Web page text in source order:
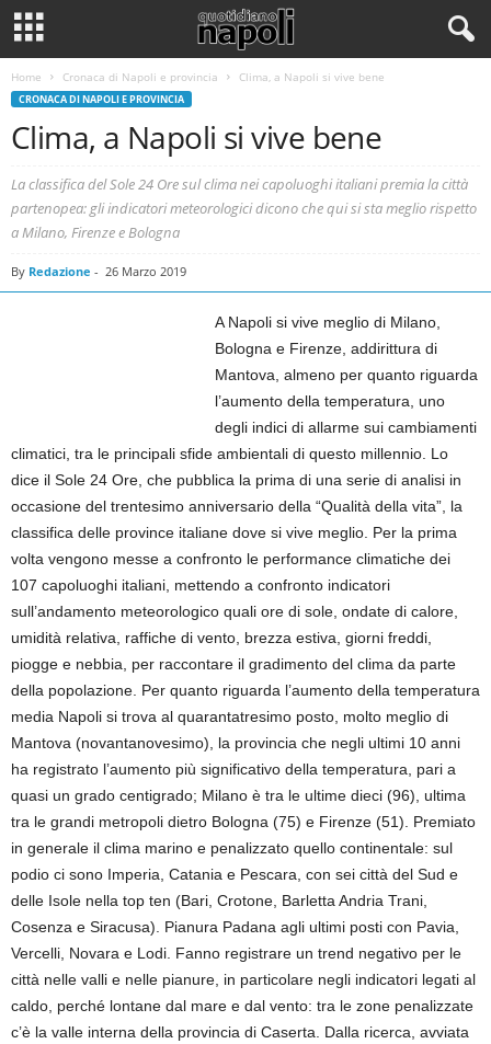
Home Cronaca di Napoli e provincia Clima, a Napoli si vive bene
CRONACA DI NAPOLI E PROVINCIA
Clima, a Napoli si vive bene
La classifica del Sole 24 Ore sul clima nei capoluoghi italiani premia la città
partenopea: gli indicatori meteorologici dicono che qui si sta meglio rispetto
a Milano, Firenze e Bologna
By Redazione - 26 Marzo 2019
A Napoli si vive meglio di Milano,
Bologna e Firenze, addirittura di
Mantova, almeno per quanto riguarda
l’aumento della temperatura, uno
degli indici di allarme sui cambiamenti
climatici, tra le principali sfide ambientali di questo millennio. Lo
dice il Sole 24 Ore, che pubblica la prima di una serie di analisi in
occasione del trentesimo anniversario della “Qualità della vita”, la
classifica delle province italiane dove si vive meglio. Per la prima
volta vengono messe a confronto le performance climatiche dei
107 capoluoghi italiani, mettendo a confronto indicatori
sull’andamento meteorologico quali ore di sole, ondate di calore,
umidità relativa, raffiche di vento, brezza estiva, giorni freddi,
piogge e nebbia, per raccontare il gradimento del clima da parte
della popolazione. Per quanto riguarda l’aumento della temperatura
media Napoli si trova al quarantatresimo posto, molto meglio di
Mantova (novantanovesimo), la provincia che negli ultimi 10 anni
ha registrato l’aumento più significativo della temperatura, pari a
quasi un grado centigrado; Milano è tra le ultime dieci (96), ultima
tra le grandi metropoli dietro Bologna (75) e Firenze (51). Premiato
in generale il clima marino e penalizzato quello continentale: sul
podio ci sono Imperia, Catania e Pescara, con sei città del Sud e
delle Isole nella top ten (Bari, Crotone, Barletta Andria Trani,
Cosenza e Siracusa). Pianura Padana agli ultimi posti con Pavia,
Vercelli, Novara e Lodi. Fanno registrare un trend negativo per le
città nelle valli e nelle pianure, in particolare negli indicatori legati al
caldo, perché lontane dal mare e dal vento: tra le zone penalizzate
c’è la valle interna della provincia di Caserta. Dalla ricerca, avviata